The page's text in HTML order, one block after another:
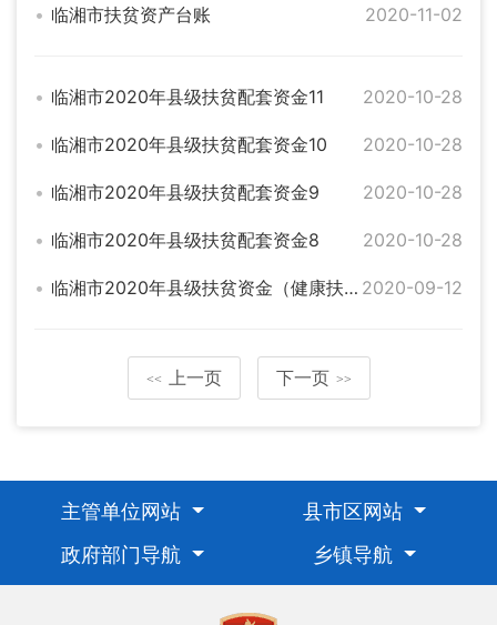
临湘市扶贫资产台账 2020-11-02
临湘市2020年县级扶贫配套资金11 2020-10-28
临湘市2020年县级扶贫配套资金10 2020-10-28
临湘市2020年县级扶贫配套资金9 2020-10-28
临湘市2020年县级扶贫配套资金8 2020-10-28
临湘市2020年县级扶贫资金（健康扶贫3） 2020-09-12
<< 上一页 下一页 >>
主管单位网站
县市区网站
政府部门导航
乡镇导航